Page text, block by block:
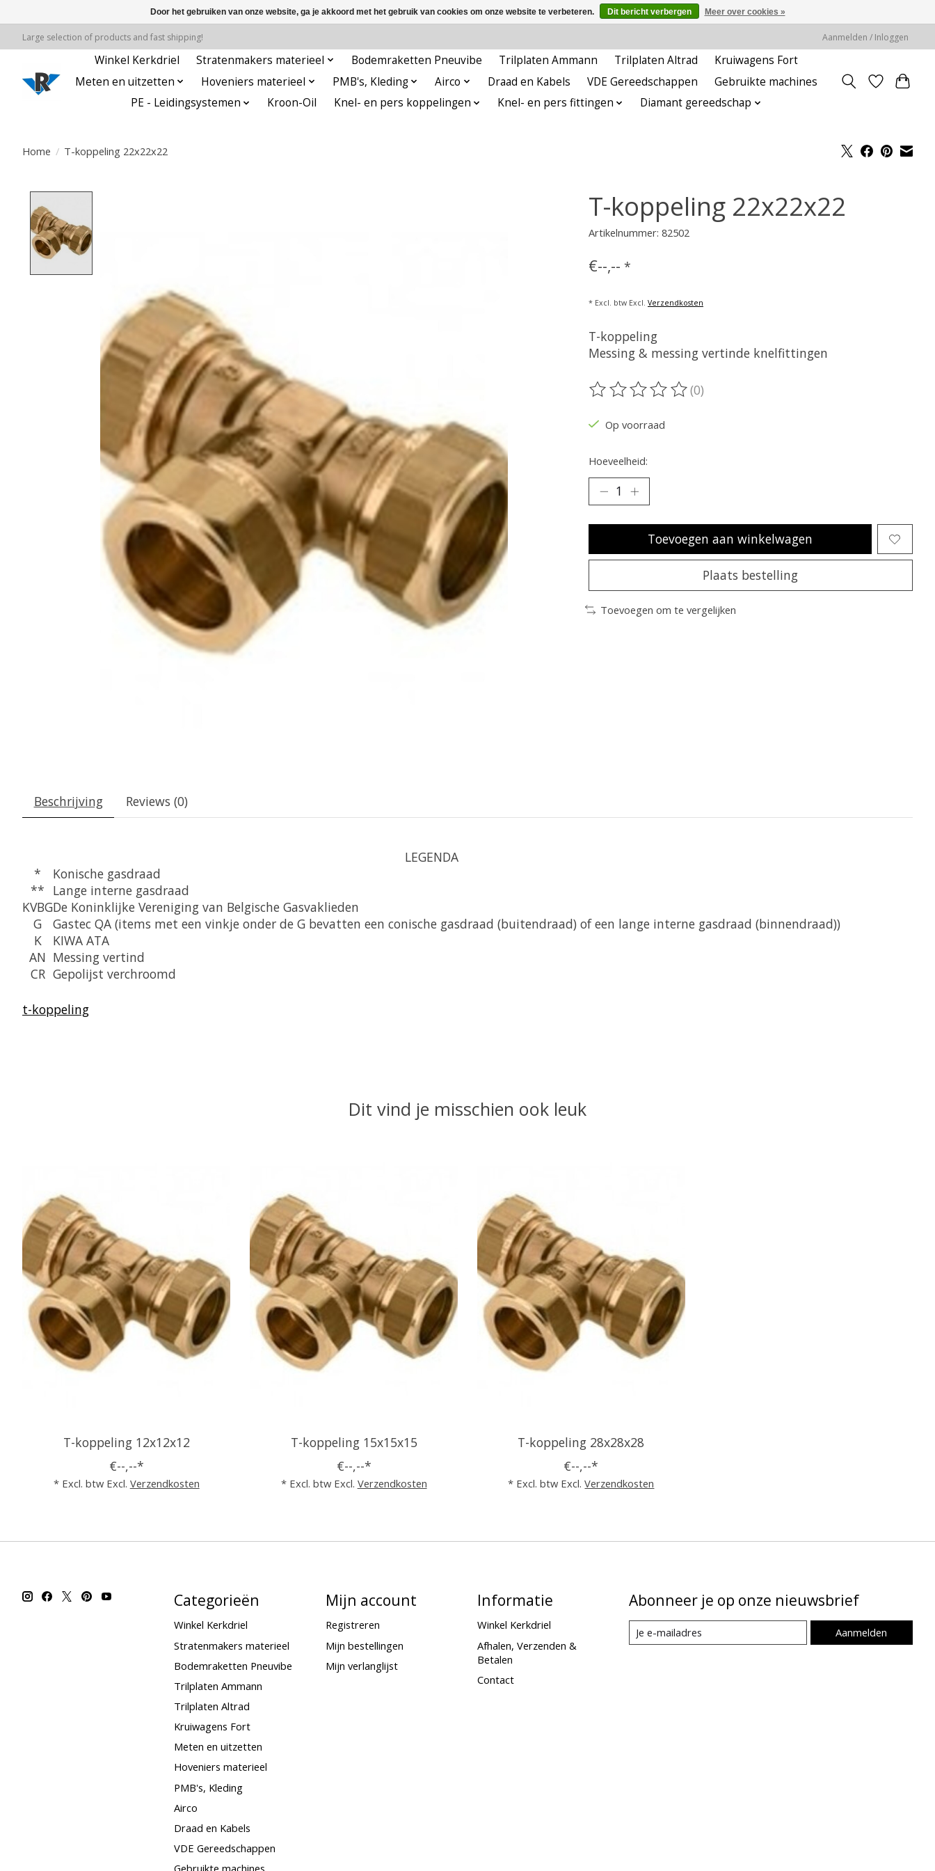
Large selection of products and fast shipping! Aanmelden / Inloggen
Winkel Kerkdriel Stratenmakers materieel Bodemraketten Pneuvibe Trilplaten Ammann Trilplaten Altrad
Kruiwagens Fort
Meten en uitzetten
Hoveniers materieel PMB's, Kleding Airco Draad en Kabels VDE Gereedschappen
Gebruikte machines
PE - Leidingsystemen
Kroon-Oil Knel- en pers koppelingen Knel- en pers fittingen Diamant gereedschap
Home / T-koppeling 22x22x22
T-koppeling 22x22x22
Artikelnummer: 82502
€--,-- *
* Excl. btw Excl. Verzendkosten
T-koppeling
Messing & messing vertinde knelfittingen
De beoordeling van dit product is
(0)
Op voorraad
Hoeveelheid:
Toevoegen aan winkelwagen
Plaats bestelling
Toevoegen om te vergelijken
Beschrijving Reviews (0)
LEGENDA
*
Konische gasdraad
** Lange interne gasdraad
KVBGDe Koninklijke Vereniging van Belgische Gasvaklieden
G
Gastec QA (items met een vinkje onder de G bevatten een conische gasdraad (buitendraad) of een lange interne gasdraad (binnendraad))
K
KIWA ATA
AN Messing vertind
CR Gepolijst verchroomd
t-koppeling
Dit vind je misschien ook leuk
T-koppeling 12x12x12
€--,--*
* Excl. btw Excl. Verzendkosten
T-koppeling 15x15x15
€--,--*
* Excl. btw Excl. Verzendkosten
T-koppeling 28x28x28
€--,--*
* Excl. btw Excl.Verzendkosten
Categorieën
Winkel Kerkdriel
Stratenmakers materieel
Bodemraketten Pneuvibe
Trilplaten Ammann
Trilplaten Altrad
Kruiwagens Fort
Meten en uitzetten
Hoveniers materieel
PMB's, Kleding
Airco
Draad en Kabels
VDE Gereedschappen
Mijn account
Registreren
Mijn bestellingen
Mijn verlanglijst
Informatie
Winkel Kerkdriel
Afhalen, Verzenden &
Betalen
Contact
Abonneer je op onze nieuwsbrief
Aanmelden
Door het gebruiken van onze website, ga je akkoord met het gebruik van cookies om onze website te verbeteren. Dit bericht verbergen Meer over cookies »